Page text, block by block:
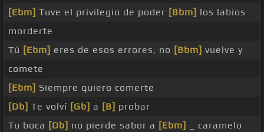
[Ebm] Tuve el privilegio de poder [Bbm] los labios
morderte
Tú [Ebm] eres de esos errores, no [Bbm] vuelve y
comete
[Ebm] Siempre quiero comerte
[Db] Te volví [Gb] a [B] probar
Tu boca [Db] no pierde sabor a [Ebm]
_ caramelo